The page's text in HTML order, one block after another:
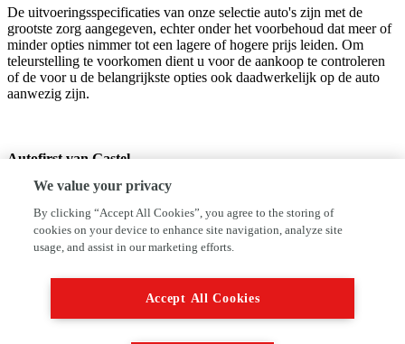
De uitvoeringsspecificaties van onze selectie auto's zijn met de
grootste zorg aangegeven, echter onder het voorbehoud dat meer of
minder opties nimmer tot een lagere of hogere prijs leiden. Om
teleurstelling te voorkomen dient u voor de aankoop te controleren
of de voor u de belangrijkste opties ook daadwerkelijk op de auto
aanwezig zijn.
Autofirst van Gastel
5711ES Someren
0493496533
info@vangastelautoservice.nl
autofirst-vangastel.nl
advertentie correct weer te geven. Er kunnen echter geen rechten
worden ontleend aan de verstrekte informatie in de advertentie.
We value your privacy
By clicking “Accept All Cookies”, you agree to the storing of
cookies on your device to enhance site navigation, analyze site
usage, and assist in our marketing efforts.
Accept All Cookies